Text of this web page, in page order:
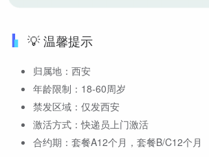
💡 温馨提示
归属地：西安
年龄限制：18-60周岁
禁发区域：仅发西安
激活方式：快递员上门激活
合约期：套餐A12个月，套餐B/C12个月